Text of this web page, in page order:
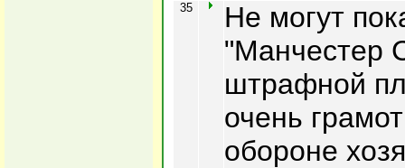
35
Не могут
"Манчестер
штрафной
очень
обороне